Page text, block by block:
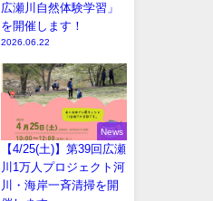
広瀬川自然体験学習」
を開催します！
2026.06.22
News
【4/25(土)】第39回広瀬
川1万人プロジェクト河
川・海岸一斉清掃を開